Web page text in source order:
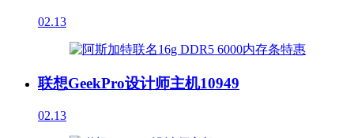
02.13
联想GeekPro设计师主机10949
02.13